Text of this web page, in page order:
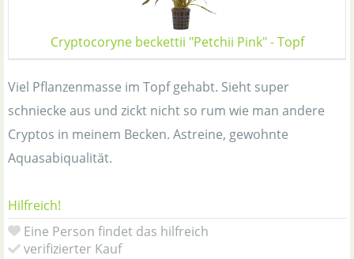
Cryptocoryne beckettii "Petchii Pink" - Topf
Viel Pflanzenmasse im Topf gehabt. Sieht super
schniecke aus und zickt nicht so rum wie man andere
Cryptos in meinem Becken. Astreine, gewohnte
Aquasabiqualität.
Hilfreich!
Eine Person findet das hilfreich
verifizierter Kauf